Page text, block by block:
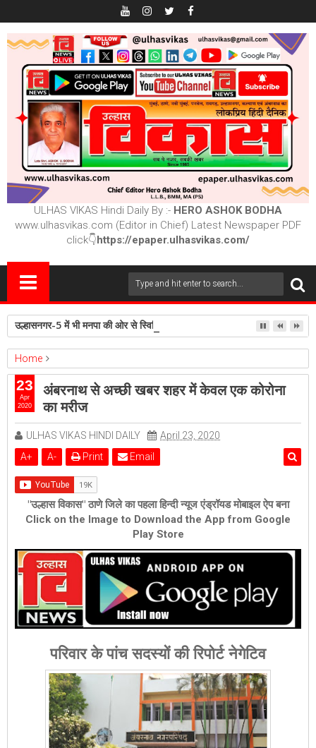
ULHAS VIKAS Hindi Daily By :- HERO ASHOK BODHA
www.ulhasvikas.com (Editor in Chief) Latest Newspaper PDF
click👇https://epaper.ulhasvikas.com/
उल्हासनगर-5 में भी मनपा की ओर से स्विमिंग पुल सुविधा हो- शेरी लुंड
Home
ambernath
Featured
अंबरनाथ से अच्छी खबर शहर में केवल एक कोरोना का मरीज
अंबरनाथ से अच्छी खबर शहर में केवल एक कोरोना
का मरीज
ULHAS VIKAS HINDI DAILY
April 23, 2020
A+ A- Print Email
"उल्हास विकास" ठाणे जिले का पहला हिन्दी न्यूज एंड्रॉयड मोबाइल ऐप बना
Click on the Image to Download the App from Google
Play Store
परिवार के पांच सदस्यों की रिपोर्ट नेगेटिव
23
Apr
2020